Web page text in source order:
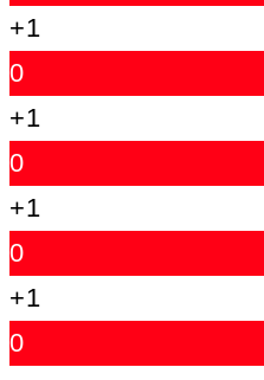
+1
0
+1
0
+1
0
+1
0